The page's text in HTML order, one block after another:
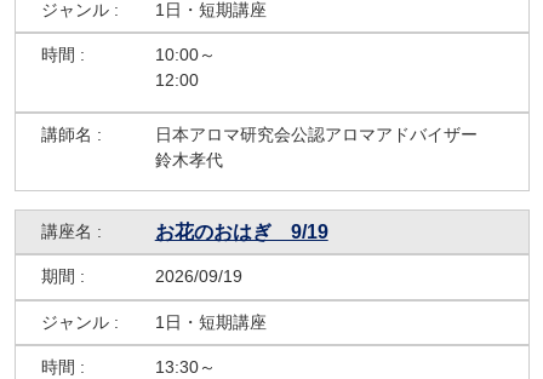
1日・短期講座
10:00～
12:00
日本アロマ研究会公認アロマアドバイザー
鈴木孝代
お花のおはぎ 9/19
2026/09/19
1日・短期講座
13:30～